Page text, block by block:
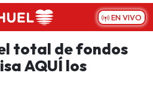
EN VIVO
total de fondos
AQUÍ los